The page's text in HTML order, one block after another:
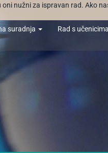
nužni za ispravan rad. Ako
suradnja Rad s učenicima